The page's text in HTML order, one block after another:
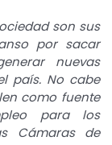
son sus
por sacar
nuevas
país. No cabe
como fuente
para los
Cámaras de